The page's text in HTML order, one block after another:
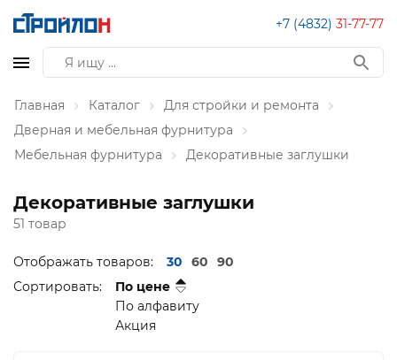
+7 (4832) 31-77-77
Главная Каталог
Для стройки и ремонта
Дверная и мебельная фурнитура
Мебельная фурнитура
Декоративные заглушки
Декоративные заглушки
51 товар
Отображать товаров: 30 60
90
Сортировать:
По цене
По алфавиту
Акция